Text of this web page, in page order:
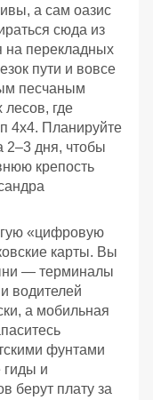
а сам оазис
сюда из
на перекладных
пути и вовсе
песчаным
где
4х4. Планируйте
2–3 дня, чтобы
крепость
«цифровую
карты. Вы
— терминалы
водителей
а мобильная
фунтами
гиды и
берут плату за